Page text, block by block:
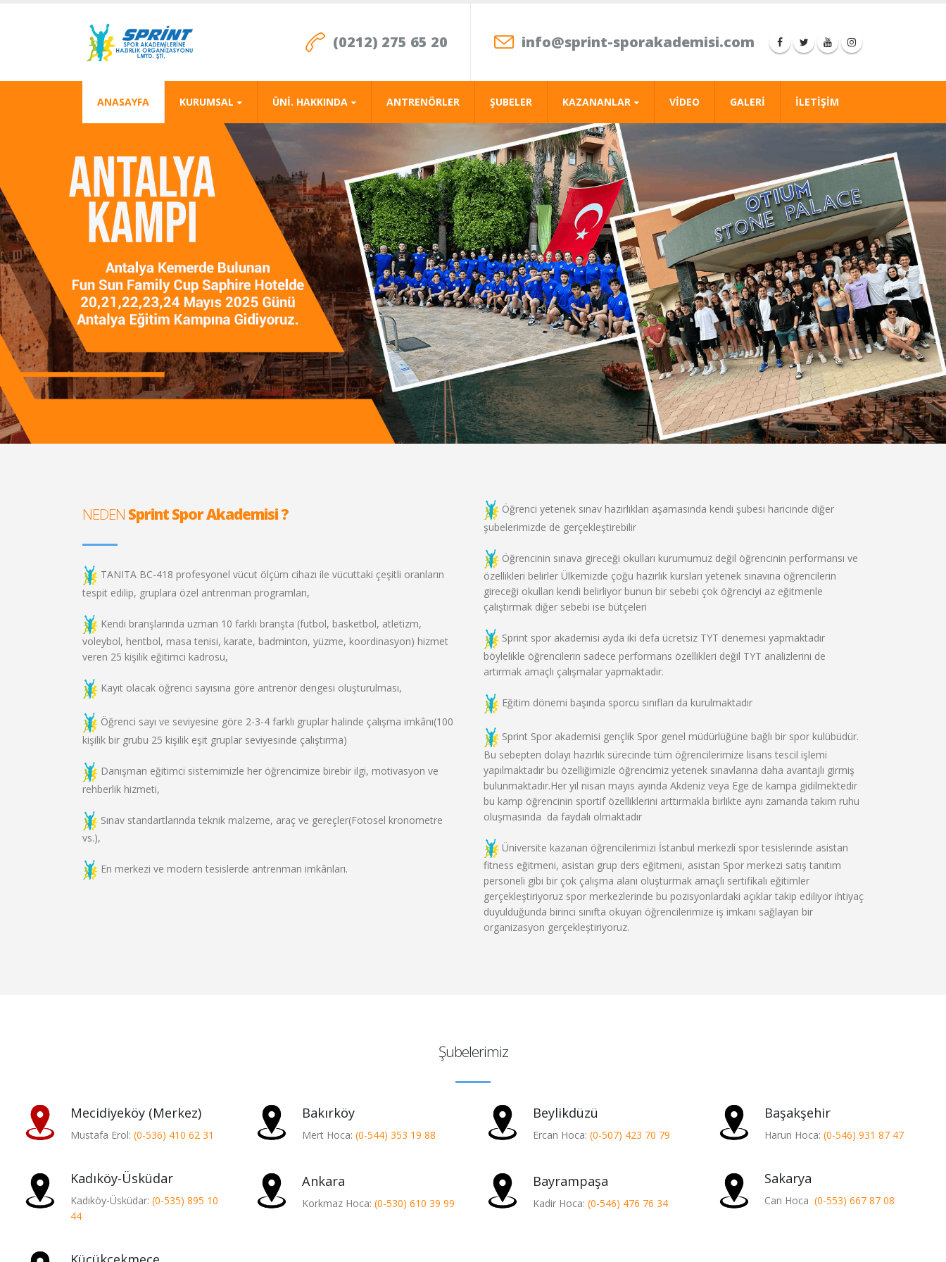
(0212) 275 65 20 info@sprint-sporakademisi.com
ANASAYFA KURUMSAL ÜNİ. HAKKINDA ANTRENÖRLER ŞUBELER KAZANANLAR VIDEO GALERI İLETIŞIM
NEDEN Sprint Spor Akademisi ?
TANITA BC-418 profesyonel vücut ölçüm cihazı ile vücuttaki çeşitli oranların
tespit edilip, gruplara özel antrenman programları,
Kendi branşlarında uzman 10 farklı branşta (futbol, basketbol, atletizm,
voleybol, hentbol, masa tenisi, karate, badminton, yüzme, koordinasyon) hizmet
veren 25 kişilik eğitimci kadrosu,
Kayıt olacak öğrenci sayısına göre antrenör dengesi oluşturulması,
Öğrenci sayı ve seviyesine göre 2-3-4 farklı gruplar halinde çalışma imkânı(100
kişilik bir grubu 25 kişilik eşit gruplar seviyesinde çalıştırma)
Danışman eğitimci sistemimizle her öğrencimize birebir ilgi, motivasyon ve
rehberlik hizmeti,
Sınav standartlarında teknik malzeme, araç ve gereçler(Fotosel kronometre
vs.),
En merkezi ve modern tesislerde antrenman imkânları.
Öğrenci yetenek sınav hazırlıkları aşamasında kendi şubesi haricinde diğer
şubelerimizde de gerçekleştirebilir
Öğrencinin sınava gireceği okulları kurumumuz değil öğrencinin performansı ve
özellikleri belirler Ülkemizde çoğu hazırlık kursları yetenek sınavına öğrencilerin
gireceği okulları kendi belirliyor bunun bir sebebi çok öğrenciyi az eğitmenle
çalıştırmak diğer sebebi ise bütçeleri
Sprint spor akademisi ayda iki defa ücretsiz TYT denemesi yapmaktadır
böylelikle öğrencilerin sadece performans özellikleri değil TYT analizlerini de
artırmak amaçlı çalışmalar yapmaktadır.
Eğitim dönemi başında sporcu sınıfları da kurulmaktadır
Sprint Spor akademisi gençlik Spor genel müdürlüğüne bağlı bir spor kulübüdür.
Bu sebepten dolayı hazırlık sürecinde tüm öğrencilerimize lisans tescil işlemi
yapılmaktadır bu özelliğimizle öğrencimiz yetenek sınavlarına daha avantajlı girmiş
bulunmaktadır.Her yıl nisan mayıs ayında Akdeniz veya Ege de kampa gidilmektedir
bu kamp öğrencinin sportif özelliklerini arttırmakla birlikte aynı zamanda takım ruhu
oluşmasında da faydalı olmaktadır
Üniversite kazanan öğrencilerimizi İstanbul merkezli spor tesislerinde asistan
fitness eğitmeni, asistan grup ders eğitmeni, asistan Spor merkezi satış tanıtım
personeli gibi bir çok çalışma alanı oluşturmak amaçlı sertifikalı eğitimler
gerçekleştiriyoruz spor merkezlerinde bu pozisyonlardaki açıklar takip ediliyor ihtiyaç
duyulduğunda birinci sınıfta okuyan öğrencilerimize iş imkanı sağlayan bir
organizasyon gerçekleştiriyoruz.
Şubelerimiz
Mecidiyeköy (Merkez)
Mustafa Erol: (0-536) 410 62 31
Bakırköy
Mert Hoca: (0-544) 353 19 88
Beylikdüzü
Ercan Hoca: (0-507) 423 70 79
Başakşehir
Harun Hoca: (0-546) 931 87 47
Kadıköy-Üsküdar
Kadıköy-Üsküdar: (0-535) 895 10
44
Ankara
Korkmaz Hoca: (0-530) 610 39 99
Bayrampaşa
Kadir Hoca: (0-546) 476 76 34
Sakarya
Can Hoca (0-553) 667 87 08